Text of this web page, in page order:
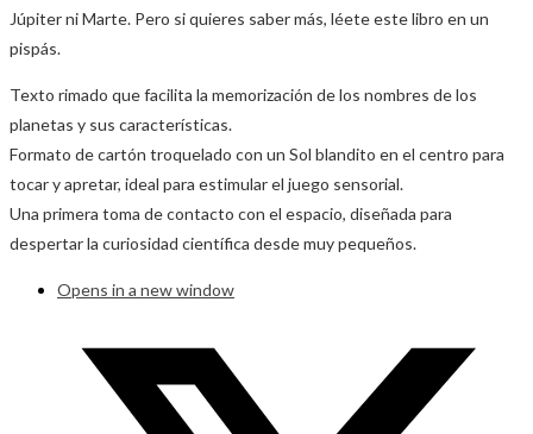
Júpiter ni Marte. Pero si quieres saber más, léete este libro en un
pispás.
Texto rimado que facilita la memorización de los nombres de los
planetas y sus características.
Formato de cartón troquelado con un Sol blandito en el centro para
tocar y apretar, ideal para estimular el juego sensorial.
Una primera toma de contacto con el espacio, diseñada para
despertar la curiosidad científica desde muy pequeños.
Opens in a new window